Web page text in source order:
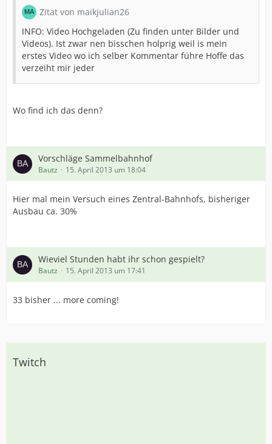
Zitat von maikjulian26
INFO: Video Hochgeladen (Zu finden unter Bilder und
Videos). Ist zwar nen bisschen holprig weil is mein
erstes Video wo ich selber Kommentar führe Hoffe das
verzeiht mir jeder
Wo find ich das denn?
Vorschläge Sammelbahnhof
Bautz 15. April 2013 um 18:04
Hier mal mein Versuch eines Zentral-Bahnhofs, bisheriger
Ausbau ca. 30%
Wieviel Stunden habt ihr schon gespielt?
Bautz 15. April 2013 um 17:41
33 bisher ... more coming!
Twitch